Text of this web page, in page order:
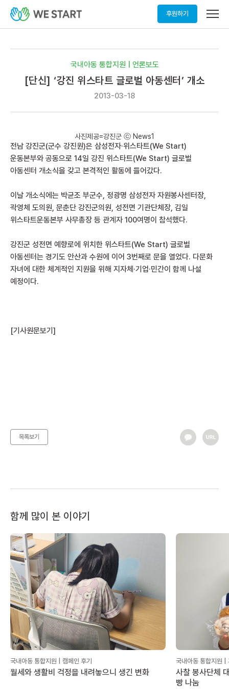
후원하기
메
열
국내아동 통합지원 | 언론보도
[단신] ‘강진 위스타트 글로벌 아동센터’ 개소
2013-03-18
사진제공=강진군 ⓒ News1
전남 강진군(군수 강진원)은 삼성전자·위스타트(We Start)
운동본부와 공동으로 14일 강진 위스타트(We Start) 글로벌
아동센터 개소식을 갖고 본격적인 활동에 들어갔다.
이날 개소식에는 박균조 부군수, 정광명 삼성전자 자원봉사센터장,
곽영체 도의원, 문춘단 강진군의원, 성전면 기관단체장, 김일
위스타트운동본부 사무총장 등 관계자 100여명이 참석했다.
강진군 성전면 예향로에 위치한 위스타트(We Start) 글로벌
아동센터는 경기도 안산과 수원에 이어 3번째로 문을 열었다. 다문화
자녀에 대한 체계적인 지원을 위해 지자체·기업·민간이 함께 나설
예정이다.
[기사원문보기]
목록보기
함께 많이 본 이야기
국내아동 통합지원 | 캠페인 후기
월세와 생활비 걱정을 내려놓으니 생긴 변화
국내아동 통합지원 |
사찰 봉사단체
빵 나눔